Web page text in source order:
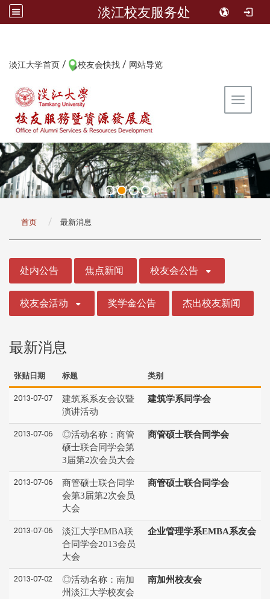
淡江校友服务处
淡江大学首页 / 校友会快找 / 网站导览
Toggle
首页 最新消息
处内公告 焦点新闻 校友会公告
校友会活动 奖学金公告 杰出校友新闻
最新消息
张贴日期 标题 类别
2013-07-07
建筑系系友会议暨
演讲活动
建筑学系同学会
2013-07-06
◎活动名称：商管
硕士联合同学会第
3届第2次会员大会
商管硕士联合同学会
2013-07-06
商管硕士联合同学
会第3届第2次会员
大会
商管硕士联合同学会
2013-07-06
淡江大学EMBA联
合同学会2013会员
大会
企业管理学系EMBA系友会
2013-07-02
◎活动名称：南加
州淡江大学校友会
南加州校友会